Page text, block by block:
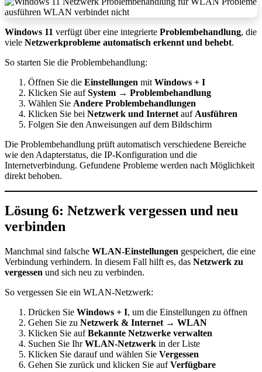
Windows 11 verfügt über eine integrierte Problembehandlung, die
viele Netzwerkprobleme automatisch erkennt und behebt.
So starten Sie die Problembehandlung:
Öffnen Sie die Einstellungen mit Windows + I
Klicken Sie aufSystem → Problembehandlung
Wählen Sie Andere Problembehandlungen
Klicken Sie bei Netzwerk und Internet auf Ausführen
Folgen Sie den Anweisungen auf dem Bildschirm
Die Problembehandlung prüft automatisch verschiedene Bereiche
wie den Adapterstatus, die IP-Konfiguration und die
Internetverbindung. Gefundene Probleme werden nach Möglichkeit
direkt behoben.
Lösung 6: Netzwerk vergessen und neu
verbinden
Manchmal sind falsche WLAN-Einstellungen gespeichert, die eine
Verbindung verhindern. In diesem Fall hilft es, das Netzwerk zu
vergessen und sich neu zu verbinden.
So vergessen Sie ein WLAN-Netzwerk:
Drücken Sie Windows + I, um die Einstellungen zu öffnen
Gehen Sie zu Netzwerk & Internet → WLAN
Klicken Sie aufBekannte Netzwerke verwalten
Suchen Sie IhrWLAN-Netzwerk in der Liste
Klicken Sie darauf und wählen Sie Vergessen
Gehen Sie zurück und klicken Sie aufVerfügbare